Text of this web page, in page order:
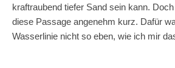
kraftraubend tiefer Sand sein kann.
diese Passage angenehm kurz. Dafür
Wasserlinie nicht so eben, wie ich mir